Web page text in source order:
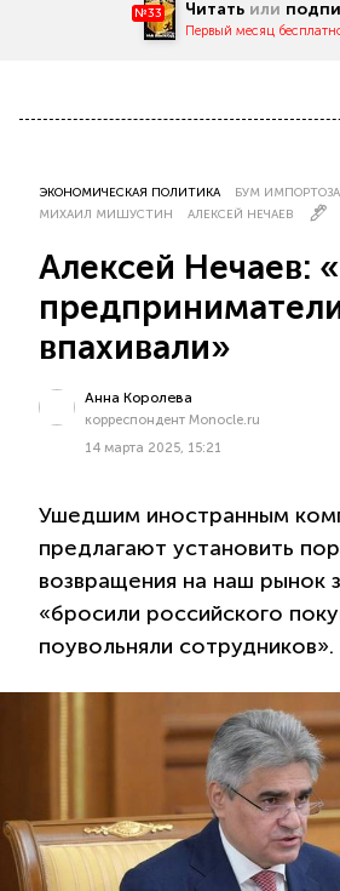
№33 Читать или
Первый месяц
ЭКОНОМИЧЕСКАЯ ПОЛИТИКА
БУМ
МИХАИЛ МИШУСТИН
АЛЕКСЕЙ НЕЧАЕВ
Алексей Нечаев:
впахивали»
Анна Королева
корреспондент Monocle.ru
14 марта 2025, 15:21
Ушедшим иностранным
предлагают установить
возвращения на наш рынок
«бросили российского
поувольняли сотрудников».